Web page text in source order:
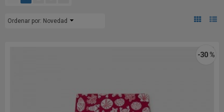
Ordenar por: Novedad
-30 %